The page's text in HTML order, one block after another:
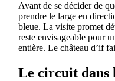
Avant de se décider de
prendre le large en
bleue. La visite promet
reste envisageable pour
entière. Le château d’if
Le circuit dans